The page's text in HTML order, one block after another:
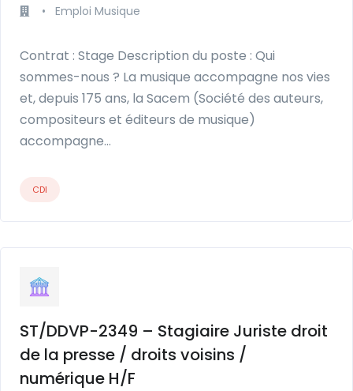
• Emploi Musique
Contrat : Stage Description du poste : Qui
sommes-nous ? La musique accompagne nos vies
et, depuis 175 ans, la Sacem (Société des auteurs,
compositeurs et éditeurs de musique)
accompagne…
CDI
ST/DDVP-2349 – Stagiaire Juriste droit
de la presse / droits voisins /
numérique H/F